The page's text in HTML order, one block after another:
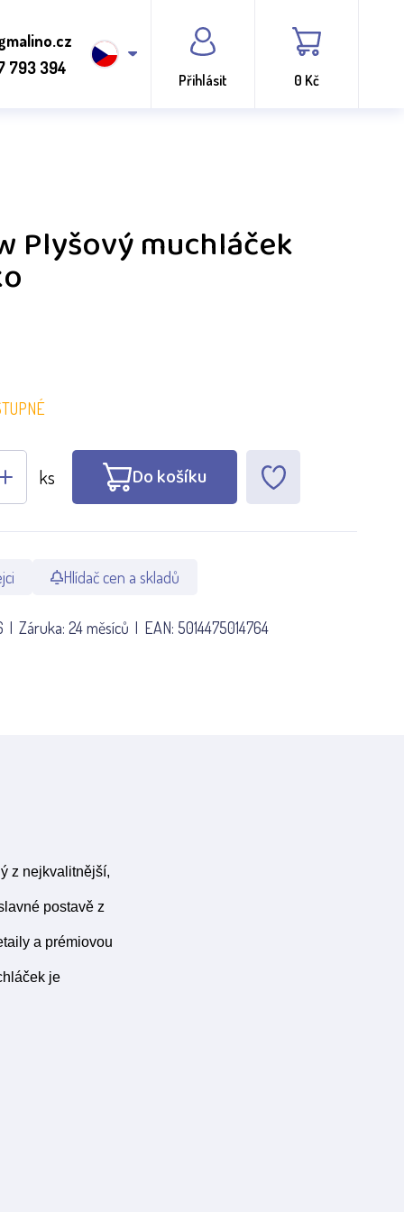
793 394
Přihlásit 0 Kč
Plyšový muchláček
ks Do košíku
Hlídač cen a skladů
Záruka: 24 měsíců EAN: 5014475014764
z nejkvalitnější,
postavě z
a prémiovou
je